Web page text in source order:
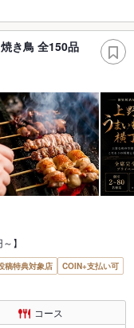
き鳥 全150品
】
稿特典対象店
COIN+支払い可
コース